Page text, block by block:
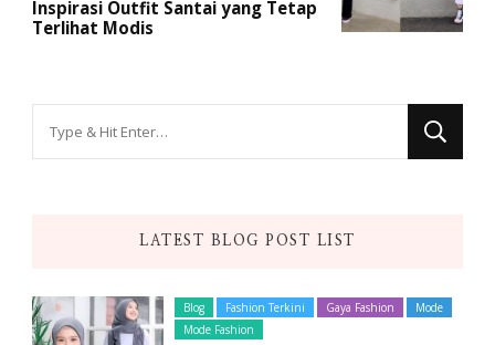
Inspirasi Outfit Santai yang Tetap
Terlihat Modis
LATEST BLOG POST LIST
Blog Fashion Terkini Gaya Fashion
Mode
Mode Fashion